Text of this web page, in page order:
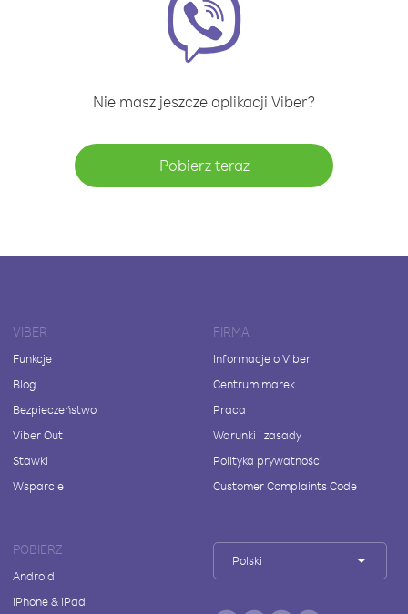
Nie masz jeszcze aplikacji Viber?
Pobierz teraz
VIBER
Funkcje
Blog
Bezpieczeństwo
Viber Out
Stawki
Wsparcie
FIRMA
Informacje o Viber
Centrum marek
Praca
Warunki i zasady
Polityka prywatności
Customer Complaints Code
POBIERZ
Android
iPhone & iPad
Polski